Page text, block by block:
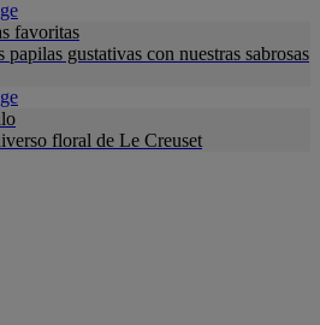
favoritas
papilas gustativas con nuestras sabrosas
floral de Le Creuset